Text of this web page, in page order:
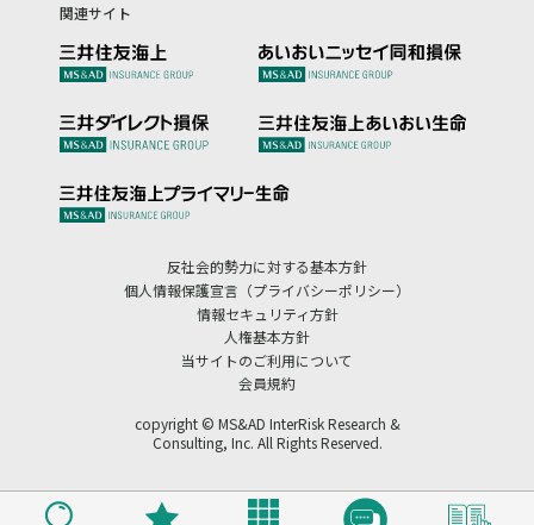
関連サイト
反社会的勢力に対する基本方針
個人情報保護宣言（プライバシーポリシー）
情報セキュリティ方針
人権基本方針
当サイトのご利用について
会員規約
copyright © MS&AD InterRisk Research &
Consulting, Inc. All Rights Reserved.